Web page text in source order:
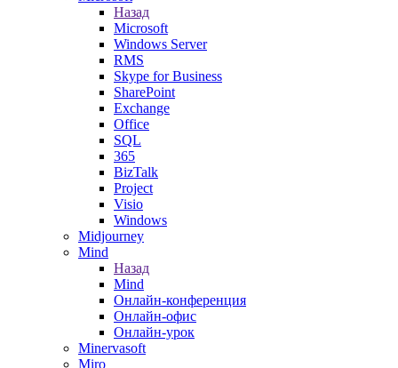
Назад
Microsoft
Windows Server
RMS
Skype for Business
SharePoint
Exchange
Office
SQL
365
BizTalk
Project
Visio
Windows
Midjourney
Mind
Назад
Mind
Онлайн-конференция
Онлайн-офис
Онлайн-урок
Minervasoft
Miro